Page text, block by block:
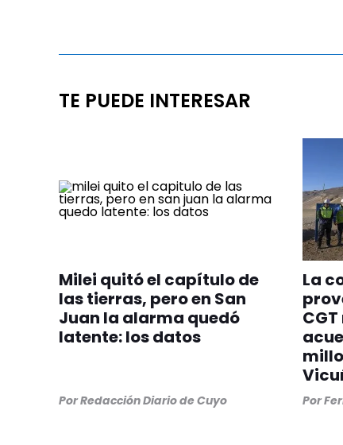
TE PUEDE INTERESAR
Milei quitó el capítulo de
las tierras, pero en San
Juan la alarma quedó
latente: los datos
PorRedacción Diario de Cuyo
La
Por